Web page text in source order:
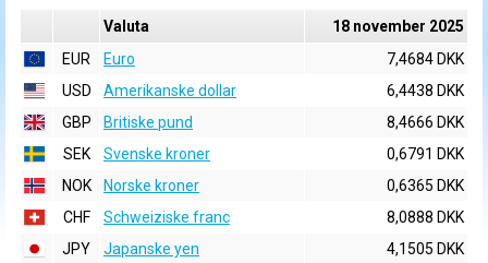
Valuta
18 november 2025
EUR
Euro
7,4684 DKK
USD
Amerikanske dollar
6,4438 DKK
GBP
Britiske pund
8,4666 DKK
SEK
Svenske kroner
0,6791 DKK
NOK
Norske kroner
0,6365 DKK
CHF
Schweiziske franc
8,0888 DKK
JPY
Japanske yen
4,1505 DKK